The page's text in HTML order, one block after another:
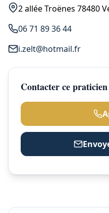
2 allée Troënes 78480
06 71 89 36 44
i.zelt@hotmail.fr
Contacter ce praticien